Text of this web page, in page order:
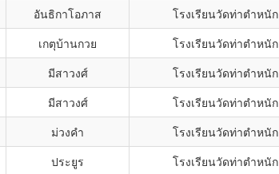
อันธิกาโอภาส โรงเรียนวัดท่าตำหนัก
เกตุบ้านกวย โรงเรียนวัดท่าตำหนัก
มีสาวงศ์ โรงเรียนวัดท่าตำหนัก
มีสาวงศ์ โรงเรียนวัดท่าตำหนัก
ม่วงคำ โรงเรียนวัดท่าตำหนัก
ประยูร โรงเรียนวัดท่าตำหนัก